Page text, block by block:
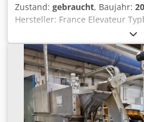
Zustand: gebraucht, Baujahr:
Hersteller: France Elevateur
Baujahr: 2012 Bühne/2015
Daten Arbeitshöhe: 16,50 m
Seitliche Reichweite: 10,70 m
Korbdrehung: 2 x 60 °
m Breite: 2,15 m
Arbeitskorb: 1,40 m x 0,70 m
Abstützung: A-Stützen
hinten Antrieb: Diesel